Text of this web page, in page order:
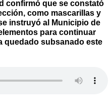
confirmó que se constató
como mascarillas y
instruyó al Municipio de
para continuar
quedado subsanado este